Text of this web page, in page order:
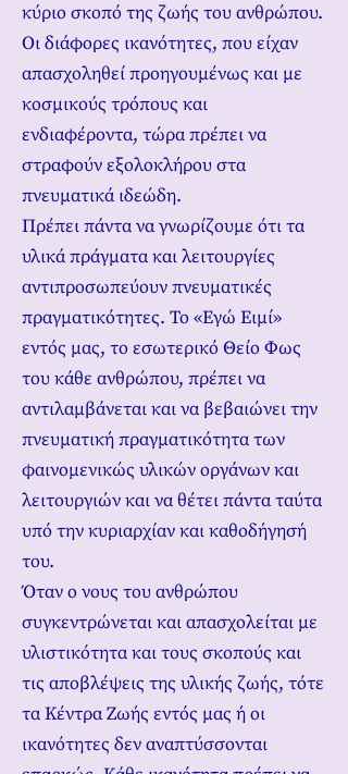
κύριο σκοπό της ζωής του ανθρώπου.
Οι διάφορες ικανότητες, που είχαν
απασχοληθεί προηγουμένως και με
κοσμικούς τρόπους και
ενδιαφέροντα, τώρα πρέπει να
στραφούν εξολοκλήρου στα
πνευματικά ιδεώδη.
Πρέπει πάντα να γνωρίζουμε ότι τα
υλικά πράγματα και λειτουργίες
αντιπροσωπεύουν πνευματικές
πραγματικότητες. Το «Εγώ Ειμί»
εντός μας, το εσωτερικό Θείο Φως
του κάθε ανθρώπου, πρέπει να
αντιλαμβάνεται και να βεβαιώνει την
πνευματική πραγματικότητα των
φαινομενικώς υλικών οργάνων και
λειτουργιών και να θέτει πάντα ταύτα
υπό την κυριαρχίαν και καθοδήγησή
του.
Όταν ο νους του ανθρώπου
συγκεντρώνεται και απασχολείται με
υλιστικότητα και τους σκοπούς και
τις αποβλέψεις της υλικής ζωής, τότε
τα Κέντρα Ζωής εντός μας ή οι
ικανότητες δεν αναπτύσσονται